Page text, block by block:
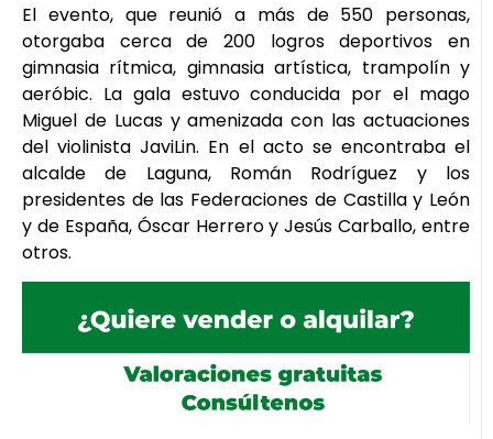
El evento, que reunió a más de 550 personas,
otorgaba cerca de 200 logros deportivos en
gimnasia rítmica, gimnasia artística, trampolín y
aeróbic. La gala estuvo conducida por el mago
Miguel de Lucas y amenizada con las actuaciones
del violinista JaviLin. En el acto se encontraba el
alcalde de Laguna, Román Rodríguez y los
presidentes de las Federaciones de Castilla y León
y de España, Óscar Herrero y Jesús Carballo, entre
otros.